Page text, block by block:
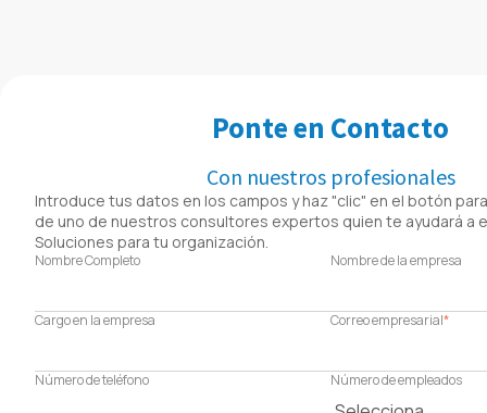
Ponte en Contacto
Con nuestros profesionales
Introduce tus datos en los campos y haz "clic" en el botón
de uno de nuestros consultores expertos quien te ayudará a
Soluciones para tu organización.
Nombre Completo Nombre de la empresa
Cargo en la empresa Correo empresarial*
Número de teléfono Número de empleados